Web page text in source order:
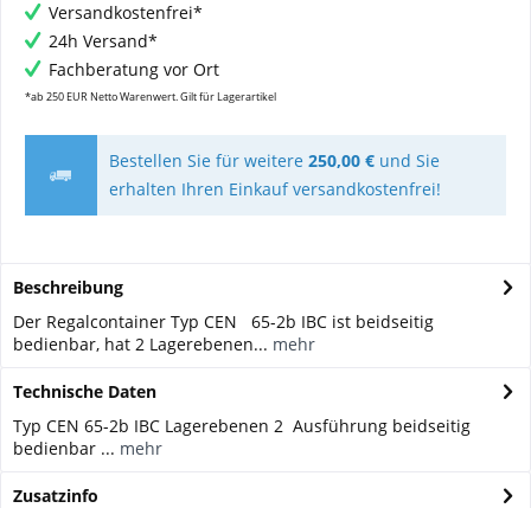
Versandkostenfrei*
24h Versand*
Fachberatung vor Ort
*ab 250 EUR Netto Warenwert. Gilt für Lagerartikel
Bestellen Sie für weitere 250,00 €und Sie
erhalten Ihren Einkauf versandkostenfrei!
Beschreibung
Der Regalcontainer Typ CEN 65-2b IBC ist beidseitig
bedienbar, hat 2 Lagerebenen... mehr
Technische Daten
Typ CEN 65-2b IBC Lagerebenen 2 Ausführung beidseitig
bedienbar ... mehr
Zusatzinfo